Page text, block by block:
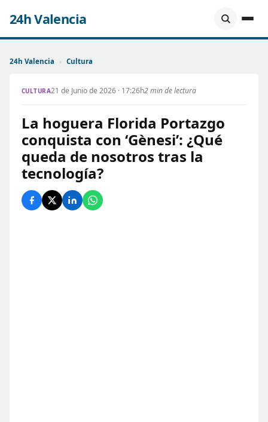
24h Valencia
24h Valencia › Cultura
CULTURA21 de Junio de 2026 · 17:26h2 min de lectura
La hoguera Florida Portazgo
conquista con ‘Gènesi’: ¿Qué
queda de nosotros tras la
tecnología?